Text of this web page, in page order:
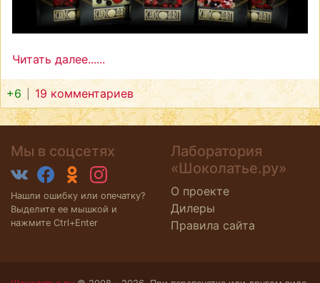
Читать далее......
+6 19 комментариев
Мы в соцсетях
Нашли ошибку или опечатку?
Выделите ее мышкой и
нажмите Ctrl+Enter
Лаборатория
«Шоколатье.ру»
О проекте
Дилеры
Правила сайта